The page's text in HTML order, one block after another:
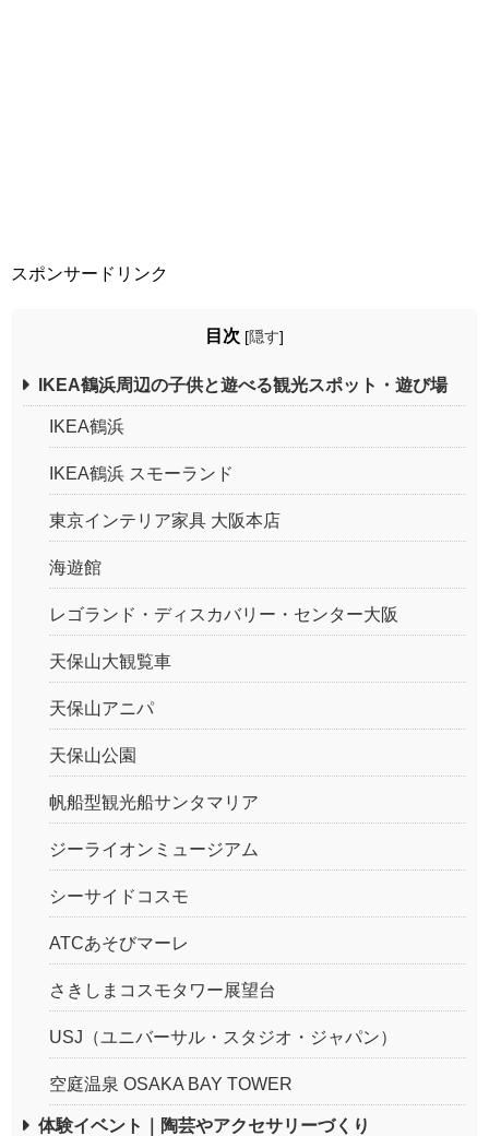
スポンサードリンク
目次 [隠す]
IKEA鶴浜周辺の子供と遊べる観光スポット・遊び場
IKEA鶴浜
IKEA鶴浜 スモーランド
東京インテリア家具 大阪本店
海遊館
レゴランド・ディスカバリー・センター大阪
天保山大観覧車
天保山アニパ
天保山公園
帆船型観光船サンタマリア
ジーライオンミュージアム
シーサイドコスモ
ATCあそびマーレ
さきしまコスモタワー展望台
USJ（ユニバーサル・スタジオ・ジャパン）
空庭温泉 OSAKA BAY TOWER
体験イベント｜陶芸やアクセサリーづくり